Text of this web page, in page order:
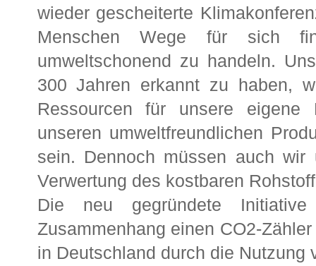
wieder gescheiterte
Menschen Wege für sich
umweltschonend zu handeln.
300 Jahren erkannt zu haben,
Ressourcen für unsere
unseren umweltfreundlichen
sein. Dennoch müssen auch wir
Verwertung des kostbaren
Die neu gegründete
Zusammenhang einen CO2-
in Deutschland durch die Nutzung